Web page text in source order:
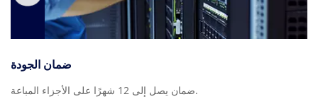
ضمان الجودة
ضمان يصل إلى 12 شهرًا على الأجزاء المباعة.